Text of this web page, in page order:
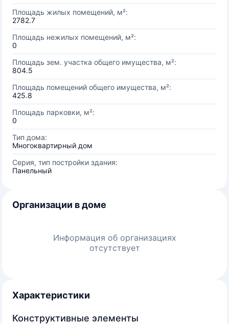
Площадь жилых помещений, м²:
2782.7
Площадь нежилых помещений, м²:
0
Площадь зем. участка общего имущества, м²:
804.5
Площадь помещений общего имущества, м²:
425.8
Площадь парковки, м²:
0
Тип дома:
Многоквартирный дом
Серия, тип постройки здания:
Панельный
Организации в доме
Информация об организациях
отсутствует
Характеристики
Конструктивные элементы